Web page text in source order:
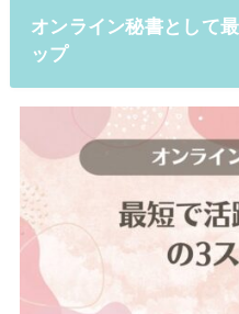
オンライン秘書として
ップ